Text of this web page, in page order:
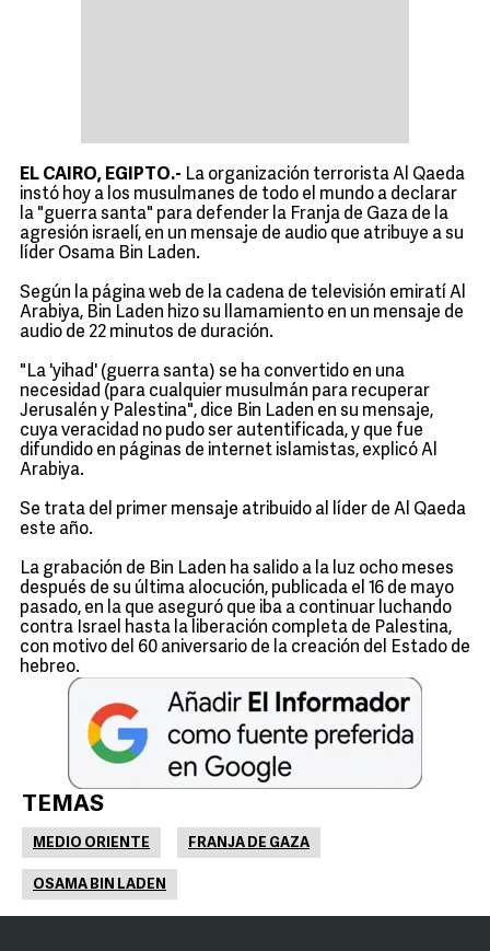
EL CAIRO, EGIPTO.- La organización terrorista Al Qaeda
instó hoy a los musulmanes de todo el mundo a declarar
la "guerra santa" para defender la Franja de Gaza de la
agresión israelí, en un mensaje de audio que atribuye a su
líder Osama Bin Laden.
Según la página web de la cadena de televisión emiratí Al
Arabiya, Bin Laden hizo su llamamiento en un mensaje de
audio de 22 minutos de duración.
"La 'yihad' (guerra santa) se ha convertido en una
necesidad (para cualquier musulmán para recuperar
Jerusalén y Palestina", dice Bin Laden en su mensaje,
cuya veracidad no pudo ser autentificada, y que fue
difundido en páginas de internet islamistas, explicó Al
Arabiya.
Se trata del primer mensaje atribuido al líder de Al Qaeda
este año.
La grabación de Bin Laden ha salido a la luz ocho meses
después de su última alocución, publicada el 16 de mayo
pasado, en la que aseguró que iba a continuar luchando
contra Israel hasta la liberación completa de Palestina,
con motivo del 60 aniversario de la creación del Estado de
hebreo.
TEMAS
MEDIO ORIENTE FRANJA DE GAZA
OSAMA BIN LADEN